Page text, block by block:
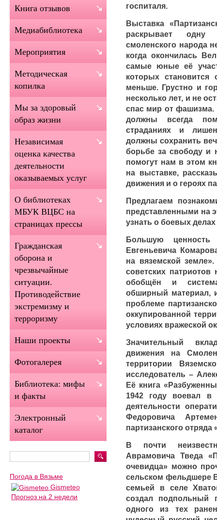
госпиталя.
Выставка
раскрывает одну
смоленского народа
когда окончилась
самые юные её
которых
меньше. Грустно и
несколько лет, и не
спас мир от фашизма.
должны всегда
страданиях и
должны сохранить
борьбе за свободу и
помогут нам в этом
на выставке,
движения и о героях
Предлагаем
представленными на
узнать о боевых
Большую ценность
Евгеньевича
на вяземской
советских
обобщён и
обширный материал,
проблеме
оккупированной
условиях вражеской
Значительный
движения на
территории
исследователь –
Её книга
1942 году воевал
деятельности
Федоровича
партизанского
В почти
Аврамовича Тведа
очевидца» можно
сельском фельдшере
семьей в селе
создал подпольный
одного из тех
Книга отзывов
Медиабиблиотека
Мероприятия
Методическая
копилка
Мы за здоровый
образ жизни
Независимая
оценка качества
деятельности
оказываемых услуг
О библиотеках
МБУК ВЦБС на
страницах прессы
Гражданская
оборона и
чрезвычайные
ситуации.
Противодействие
экстремизму и
терроризму
Наши проекты
Фотогалерея
Библиотека: мифы
и факты
Электронный
каталог
Погода в Вязьме
Gismeteo
Прогноз на 2 недели